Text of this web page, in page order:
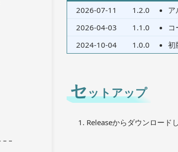
2026-07-11
1.2.0
ア
2026-04-03
1.1.0
2024-10-04
1.0.0 初
セットアップ
Releaseからダウンロー